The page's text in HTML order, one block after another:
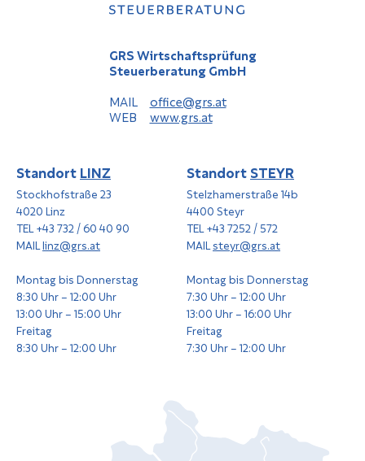
GRS Wirtschaftsprüfung
Steuerberatung GmbH
MAIL
office@grs.at
WEB www.grs.at
StandortLINZ
Stockhofstraße 23
4020 Linz
TEL +43 732 / 60 40 90
MAIL linz@grs.at
Montag bis Donnerstag
8:30 Uhr – 12:00 Uhr
13:00 Uhr – 15:00 Uhr
Freitag
8:30 Uhr – 12:00 Uhr
StandortSTEYR
Stelzhamerstraße 14b
4400 Steyr
TEL +43 7252 / 572
MAIL steyr@grs.at
Montag bis Donnerstag
7:30 Uhr – 12:00 Uhr
13:00 Uhr – 16:00 Uhr
Freitag
7:30 Uhr – 12:00 Uhr